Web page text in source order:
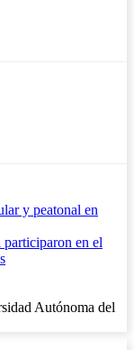
y peatonal en
en el
Autónoma del